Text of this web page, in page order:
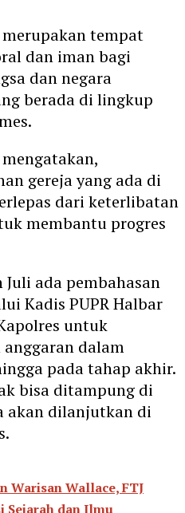
tempat
dan iman bagi
dan negara
berada di lingkup
gereja yang ada di
dari keterlibatan
membantu progres
ada pembahasan
Kadis PUPR Halbar
untuk
dalam
pada tahap akhir.
bisa ditampung di
akan dilanjutkan di
Warisan Wallace, FTJ
Sejarah dan Ilmu